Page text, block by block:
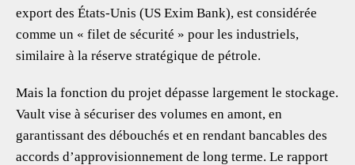
export des États-Unis (US Exim Bank), est considérée
comme un « filet de sécurité » pour les industriels,
similaire à la réserve stratégique de pétrole.
Mais la fonction du projet dépasse largement le stockage.
Vault vise à sécuriser des volumes en amont, en
garantissant des débouchés et en rendant bancables des
accords d’approvisionnement de long terme. Le rapport